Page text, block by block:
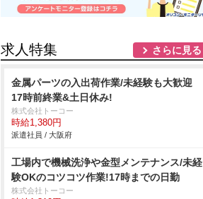
求人特集 さらに見る
金属パーツの入出荷作業/未経験も大歓迎
17時前終業&土日休み!
株式会社トーコー
時給1,380円
派遣社員 / 大阪府
工場内で機械洗浄や金型メンテナンス/未経
験OKのコツコツ作業!17時までの日勤
株式会社トーコー